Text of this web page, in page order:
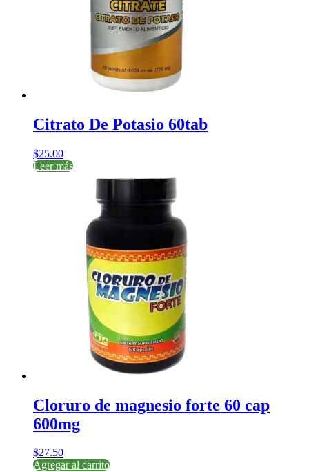
Citrato De Potasio 60tab
$25.00
Leer más
Cloruro de magnesio forte 60 cap
600mg
$27.50
Agregar al carrito